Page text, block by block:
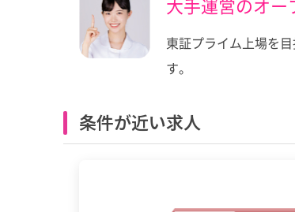
東証プライム上場を
す。
条件が近い求人